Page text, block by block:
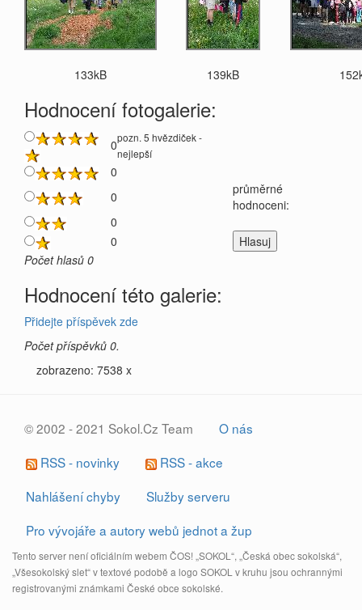
133kB 139kB
Hodnocení fotogalerie:
0pozn. 5 hvězdiček -
nejlepší
0
0
průměrné
hodnoceni:
0
0
Počet hlasů 0
Hodnocení této galerie:
Přidejte příspěvek zde
Počet příspěvků 0.
zobrazeno: 7538 x
© 2002 - 2021 Sokol.Cz Team
O nás
RSS - novinky
RSS - akce
Nahlášení chyby
Služby serveru
Pro vývojáře a autory webů jednot a žup
Tento server není oficiálním webem ČOS! „SOKOL“, „Česká obec sokolská“,
„Všesokolský slet“ v textové podobě a logo SOKOL v kruhu jsou ochrannými
registrovanými známkami České obce sokolské.